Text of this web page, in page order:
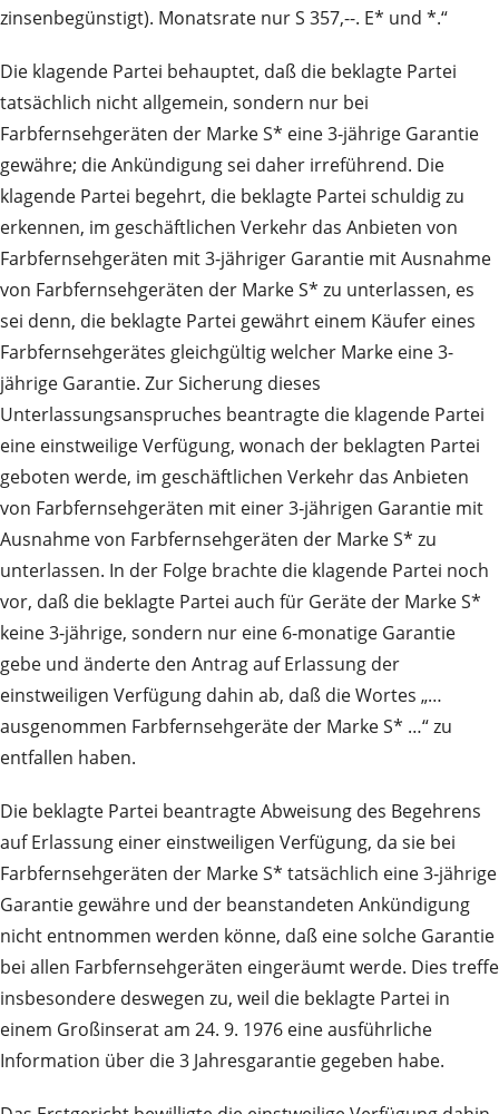
zinsenbegünstigt). Monatsrate nur S 357,--. E* und *.“
Die klagende Partei behauptet, daß die beklagte Partei
tatsächlich nicht allgemein, sondern nur bei
Farbfernsehgeräten der Marke S* eine 3‑jährige Garantie
gewähre; die Ankündigung sei daher irreführend. Die
klagende Partei begehrt, die beklagte Partei schuldig zu
erkennen, im geschäftlichen Verkehr das Anbieten von
Farbfernsehgeräten mit 3‑jähriger Garantie mit Ausnahme
von Farbfernsehgeräten der Marke S* zu unterlassen, es
sei denn, die beklagte Partei gewährt einem Käufer eines
Farbfernsehgerätes gleichgültig welcher Marke eine 3-
jährige Garantie. Zur Sicherung dieses
Unterlassungsanspruches beantragte die klagende Partei
eine einstweilige Verfügung, wonach der beklagten Partei
geboten werde, im geschäftlichen Verkehr das Anbieten
von Farbfernsehgeräten mit einer 3‑jährigen Garantie mit
Ausnahme von Farbfernsehgeräten der Marke S* zu
unterlassen. In der Folge brachte die klagende Partei noch
vor, daß die beklagte Partei auch für Geräte der Marke S*
keine 3‑jährige, sondern nur eine 6‑monatige Garantie
gebe und änderte den Antrag auf Erlassung der
einstweiligen Verfügung dahin ab, daß die Wortes „…
ausgenommen Farbfernsehgeräte der Marke S* …“ zu
entfallen haben.
Die beklagte Partei beantragte Abweisung des Begehrens
auf Erlassung einer einstweiligen Verfügung, da sie bei
Farbfernsehgeräten der Marke S* tatsächlich eine 3‑jährige
Garantie gewähre und der beanstandeten Ankündigung
nicht entnommen werden könne, daß eine solche Garantie
bei allen Farbfernsehgeräten eingeräumt werde. Dies treffe
insbesondere deswegen zu, weil die beklagte Partei in
einem Großinserat am 24. 9. 1976 eine ausführliche
Information über die 3 Jahresgarantie gegeben habe.